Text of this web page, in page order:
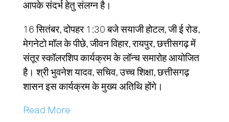
आपके संदर्भ हेतु संलग्न है।
16 सितंबर, दोपहर 1:30 बजे सयाजी होटल, जी ई रोड,
मेगनेटो मॉल के पीछे, जीवन विहार, रायपुर, छत्तीसगढ़ में
संतूर स्कॉलरशिप कार्यक्रम के लॉन्च समारोह आयोजित
है। श्री भुवनेश यादव, सचिव, उच्च शिक्षा, छत्तीसगढ़
शासन इस कार्यक्रम के मुख्य अतिथि होंगे।
Read More